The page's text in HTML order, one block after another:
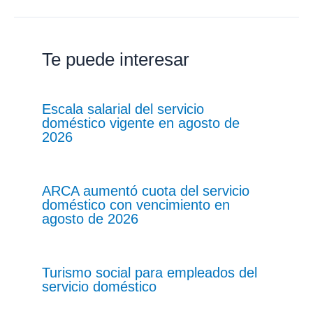
Te puede interesar
Escala salarial del servicio
doméstico vigente en agosto de
2026
ARCA aumentó cuota del servicio
doméstico con vencimiento en
agosto de 2026
Turismo social para empleados del
servicio doméstico